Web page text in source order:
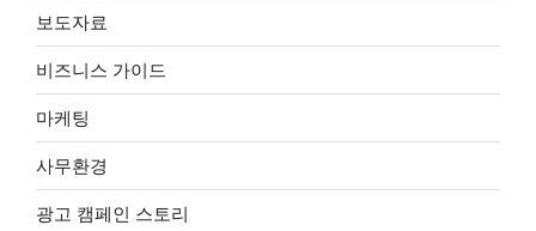
보도자료
비즈니스 가이드
마케팅
사무환경
광고 캠페인 스토리